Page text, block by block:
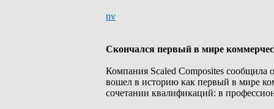
nv
Скончался первый в мире
Компания Scaled Composites сообщила
вошел в историю как первый в мире
сочетании квалификаций: в